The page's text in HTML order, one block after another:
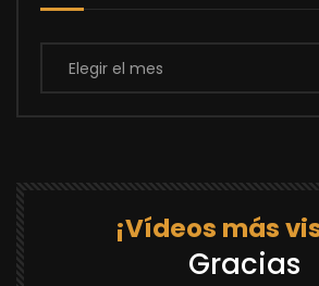
Archivos
¡Vídeos más
Gracias